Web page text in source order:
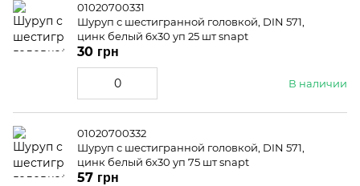
01020700331
Шуруп с шестигранной головкой, DIN 571,
цинк белый 6x30 уп 25 шт snapt
В наличии
30 грн
01020700332
Шуруп с шестигранной головкой, DIN 571,
цинк белый 6x30 уп 75 шт snapt
57 грн